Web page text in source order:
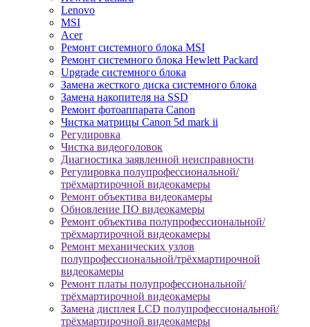
Lenovo
MSI
Acer
Ремонт системного блока MSI
Ремонт системного блока Hewlett Packard
Upgrade системного блока
Замена жесткого диска системного блока
Замена накопителя на SSD
Ремонт фотоаппарата Canon
Чистка матрицы Canon 5d mark ii
Регулировка
Чистка видеоголовок
Диагностика заявленной неисправности
Регулировка полупрофессиональной/
трёхмартирочной видеокамеры
Ремонт объектива видеокамеры
Обновление ПО видеокамеры
Ремонт объектива полупрофессиональной/
трёхмартирочной видеокамеры
Ремонт механических узлов
полупрофессиональной/трёхмартирочной
видеокамеры
Ремонт платы полупрофессиональной/
трёхмартирочной видеокамеры
Замена дисплея LCD полупрофессиональной/
трёхмартирочной видеокамеры